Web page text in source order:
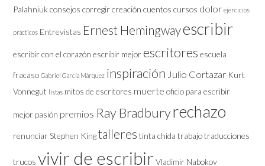
Palahniuk consejos corregircreación cuentos cursos dolor ejercicios
prácticos Entrevistas Ernest Hemingwayescribir
escribir con el corazón escribir mejor escritores escuela
fracaso Gabriel García Márquez inspiración Julio Cortazar Kurt
Vonnegut listas mitos de escritores muerte oficio para escribir
mejor pasión premios Ray Bradburyrechazo
renunciar Stephen Kingtalleres tinta chida trabajotraducciones
trucos vivir de escribirVladimir Nabokov